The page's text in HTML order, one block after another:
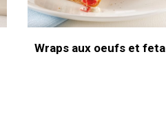
Wraps aux oeufs et feta